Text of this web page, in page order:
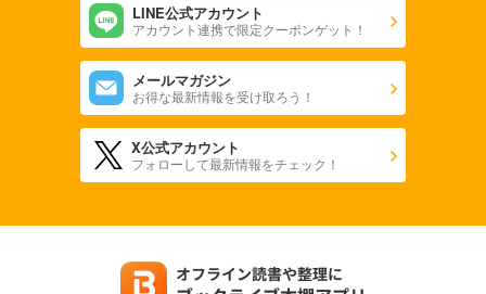
LINE公式アカウント
アカウント連携で限定クーポンゲット！
メールマガジン
お得な最新情報を受け取ろう！
X公式アカウント
フォローして最新情報をチェック！